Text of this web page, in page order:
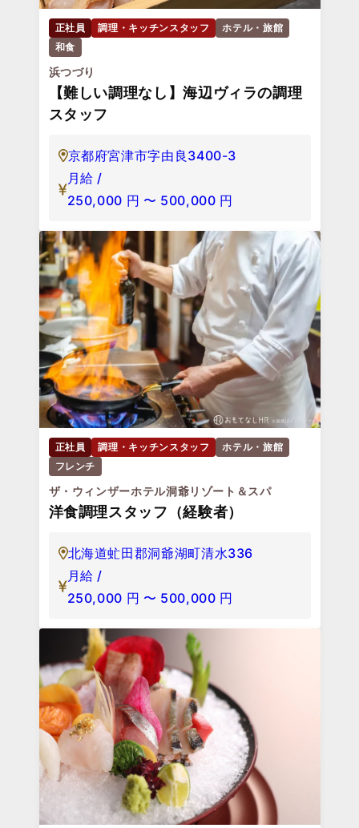
正社員 調理・キッチンスタッフ
ホテル・旅館
和食
浜つづり
【難しい調理なし】海辺ヴィラの調理
スタッフ
京都府宮津市字由良3400-3
月給 /
250,000 円 〜 500,000 円
正社員 調理・キッチンスタッフ
ホテル・旅館
フレンチ
ザ・ウィンザーホテル洞爺リゾート＆スパ
洋食調理スタッフ（経験者）
北海道虻田郡洞爺湖町清水336
月給 /
250,000 円 〜 500,000 円